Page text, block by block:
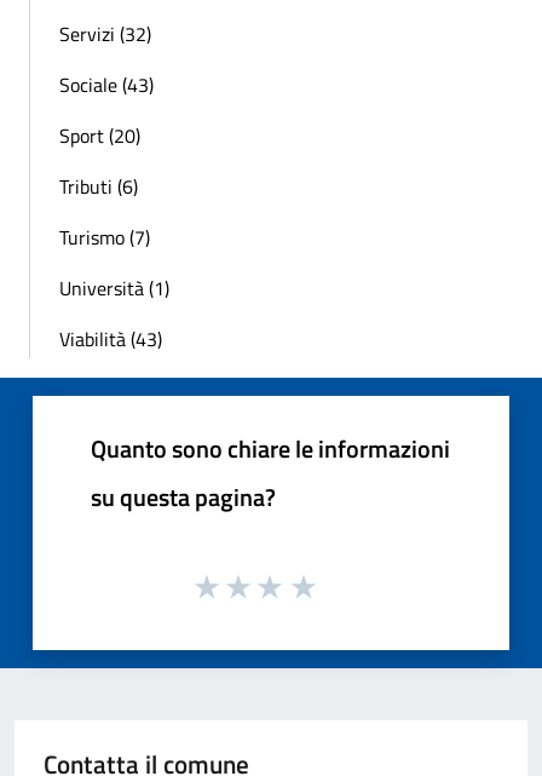
Servizi (32)
Sociale (43)
Sport (20)
Tributi (6)
Turismo (7)
Università (1)
Viabilità (43)
Quanto sono chiare le informazioni
su questa pagina?
Contatta il comune